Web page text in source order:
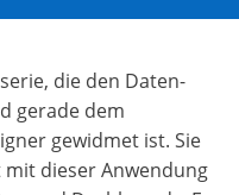
die den Daten-
gerade dem
gewidmet ist. Sie
dieser Anwendung